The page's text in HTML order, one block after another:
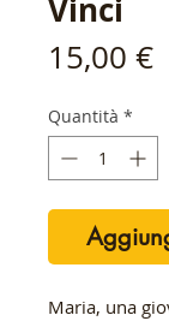
Vinci
15,00 €
Quantità *
Maria, una